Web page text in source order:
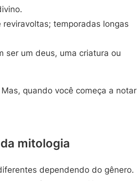
temporadas longas
ser um deus, uma criatura ou
quando você começa a notar
mitologia
dependendo do gênero.